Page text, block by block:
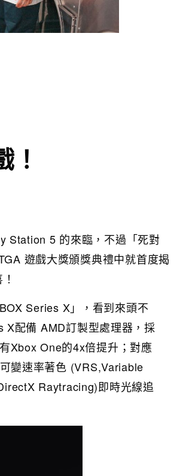
Station 5 的來臨，不過「死對
遊戲大獎頒獎典禮中就首度揭
Series X」，看到來頭不
X配備 AMD訂製型處理器，採
Xbox One的4x倍提升；對應
變速率著色 (VRS,Variable
Raytracing)即時光線追